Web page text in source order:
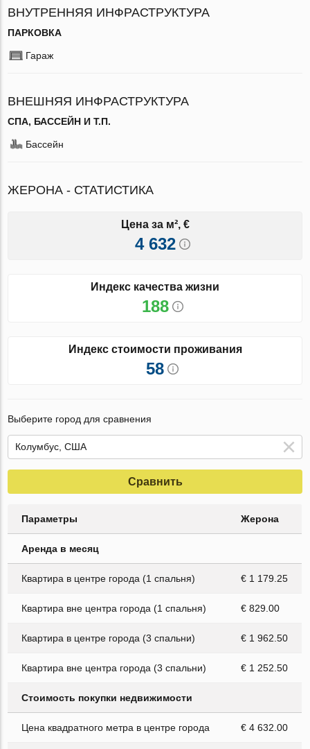
ВНУТРЕННЯЯ ИНФРАСТРУКТУРА
ПАРКОВКА
Гараж
ВНЕШНЯЯ ИНФРАСТРУКТУРА
СПА, БАССЕЙН И Т.П.
Бассейн
ЖЕРОНА - СТАТИСТИКА
Цена за м², €
4 632
Индекс качества жизни
188
Индекс стоимости проживания
58
Выберите город для сравнения
Сравнить
Параметры Жерона
Аренда в месяц
Квартира в центре города (1 спальня) € 1 179.25
Квартира вне центра города (1 спальня) € 829.00
Квартира в центре города (3 спальни) € 1 962.50
Квартира вне центра города (3 спальни) € 1 252.50
Стоимость покупки недвижимости
Цена квадратного метра в центре города € 4 632.00